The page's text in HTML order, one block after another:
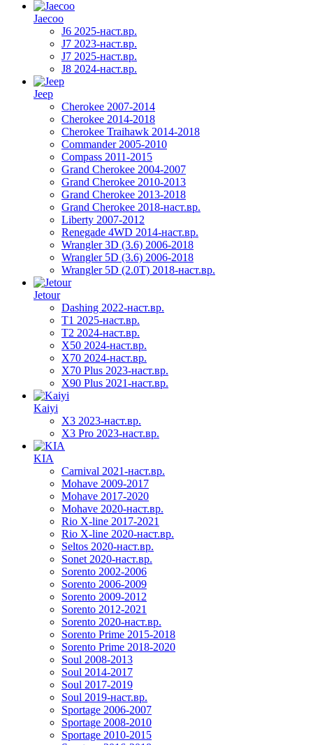
Jaecoo
J6 2025-наст.вр.
J7 2023-наст.вр.
J7 2025-наст.вр.
J8 2024-наст.вр.
Jeep
Cherokee 2007-2014
Cherokee 2014-2018
Cherokee Traihawk 2014-2018
Commander 2005-2010
Compass 2011-2015
Grand Cherokee 2004-2007
Grand Cherokee 2010-2013
Grand Cherokee 2013-2018
Grand Cherokee 2018-наст.вр.
Liberty 2007-2012
Renegade 4WD 2014-наст.вр.
Wrangler 3D (3.6) 2006-2018
Wrangler 5D (3.6) 2006-2018
Wrangler 5D (2.0T) 2018-наст.вр.
Jetour
Dashing 2022-наст.вр.
T1 2025-наст.вр.
T2 2024-наст.вр.
X50 2024-наст.вр.
X70 2024-наст.вр.
X70 Plus 2023-наст.вр.
X90 Plus 2021-наст.вр.
Kaiyi
X3 2023-наст.вр.
X3 Pro 2023-наст.вр.
KIA
Carnival 2021-наст.вр.
Mohave 2009-2017
Mohave 2017-2020
Mohave 2020-наст.вр.
Rio X-line 2017-2021
Rio X-line 2020-наст.вр.
Seltos 2020-наст.вр.
Sonet 2020-наст.вр.
Sorento 2002-2006
Sorento 2006-2009
Sorento 2009-2012
Sorento 2012-2021
Sorento 2020-наст.вр.
Sorento Prime 2015-2018
Sorento Prime 2018-2020
Soul 2008-2013
Soul 2014-2017
Soul 2017-2019
Soul 2019-наст.вр.
Sportage 2006-2007
Sportage 2008-2010
Sportage 2010-2015